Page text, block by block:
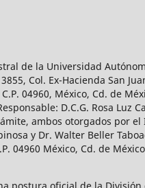
de la Universidad
Col. Ex-Hacienda San
04960, México, Cd. de
D.C.G. Rosa Luz
ambos otorgados por
y Dr. Walter Beller
04960 México, Cd. de